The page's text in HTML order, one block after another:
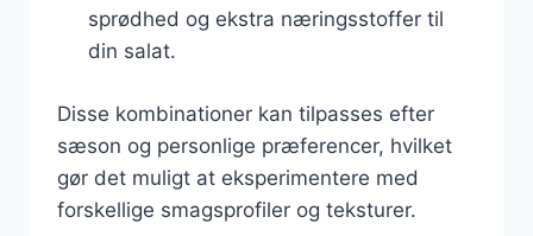
sprødhed og ekstra næringsstoffer til
din salat.
Disse kombinationer kan tilpasses efter
sæson og personlige præferencer, hvilket
gør det muligt at eksperimentere med
forskellige smagsprofiler og teksturer.